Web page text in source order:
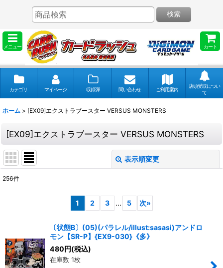
メニュー カート
検索
カテゴリ マイページ 収録弾 問い合わせ ご利用案内
店頭受取につい
て
ホーム > [EX09]エクストラブースター VERSUS MONSTERS
[EX09]エクストラブースター VERSUS MONSTERS
表示順変更
絞り込む
256件
1 2 3 ... 5 次»
〔状態B〕(05)(パラレル/illust:sasasi)アンドロ
モン【SR-P】{EX9-030}《多》
480 円(税込)
在庫数 1枚